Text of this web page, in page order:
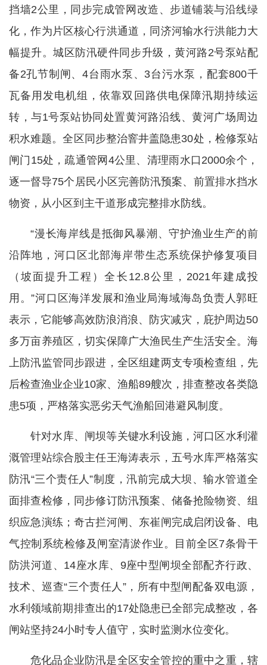
挡墙2公里，同步完成管网改造、步道铺装与沿线绿
化，作为片区核心行洪通道，同济河输水行洪能力大
幅提升。城区防汛硬件同步升级，黄河路2号泵站配
备2孔节制闸、4台雨水泵、3台污水泵，配套800千
瓦备用发电机组，依靠双回路供电保障汛期持续运
转，与1号泵站协同处置黄河路沿线、黄河广场周边
积水难题。全区同步整治窨井盖隐患30处，检修泵站
闸门15处，疏通管网4公里、清理雨水口2000余个，
逐一督导75个居民小区完善防汛预案、前置排水挡水
物资，从小区到主干道形成完整排水防线。
“漫长海岸线是抵御风暴潮、守护渔业生产的前
沿阵地，河口区北部海岸带生态系统保护修复项目
（坡面提升工程）全长12.8公里，2021年建成投
用。”河口区海洋发展和渔业局海域海岛负责人郭旺
表示，它能够高效防浪消浪、防灾减灾，庇护周边50
多万亩养殖区，切实保障广大渔民生产生活安全。海
上防汛监管同步跟进，全区组建两支专项检查组，先
后检查渔业企业10家、渔船89艘次，排查整改各类隐
患5项，严格落实恶劣天气渔船回港避风制度。
针对水库、闸坝等关键水利设施，河口区水利灌
溉管理站综合股主任王海涛表示，五号水库严格落实
防汛“三个责任人”制度，汛前完成大坝、输水管道全
面排查检修，同步修订防汛预案、储备抢险物资、组
织应急演练；奇古拦河闸、东崔闸完成启闭设备、电
气控制系统检修及闸室清淤作业。目前全区7条骨干
防洪河道、14座水库、9座中型闸坝全部配齐行政、
技术、巡查“三个责任人”，所有中型闸配备双电源，
水利领域前期排查出的17处隐患已全部完成整改，各
闸站坚持24小时专人值守，实时监测水位变化。
危化品企业防汛是全区安全管控的重中之重，辖